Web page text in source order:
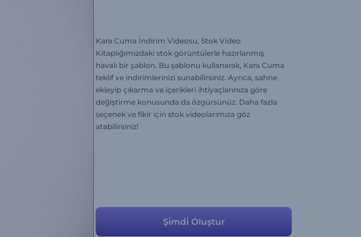
Kara Cuma İndirim Videosu, Stok Video
Kitaplığımızdaki stok görüntülerle hazırlanmış
havalı bir şablon. Bu şablonu kullanarak, Kara Cuma
teklif ve indirimlerinizi sunabilirsiniz. Ayrıca, sahne
ekleyip çıkarma ve içerikleri ihtiyaçlarınıza göre
değiştirme konusunda da özgürsünüz. Daha fazla
seçenek ve fikir için stok videolarımıza göz
atabilirsiniz!
Şi̇mdi̇ Oluştur